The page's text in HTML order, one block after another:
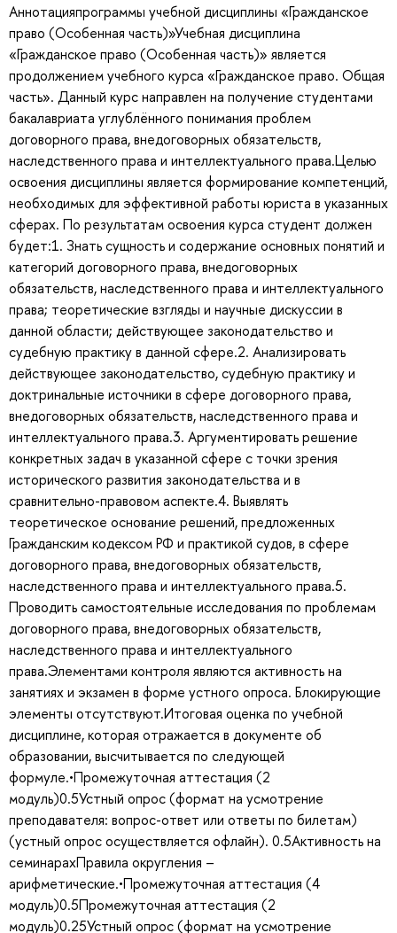
Аннотацияпрограммы учебной дисциплины «Гражданское
право (Особенная часть)»Учебная дисциплина
«Гражданское право (Особенная часть)» является
продолжением учебного курса «Гражданское право. Общая
часть». Данный курс направлен на получение студентами
бакалавриата углублённого понимания проблем
договорного права, внедоговорных обязательств,
наследственного права и интеллектуального права.Целью
освоения дисциплины является формирование компетенций,
необходимых для эффективной работы юриста в указанных
сферах. По результатам освоения курса студент должен
будет:1. Знать сущность и содержание основных понятий и
категорий договорного права, внедоговорных
обязательств, наследственного права и интеллектуального
права; теоретические взгляды и научные дискуссии в
данной области; действующее законодательство и
судебную практику в данной сфере.2. Анализировать
действующее законодательство, судебную практику и
доктринальные источники в сфере договорного права,
внедоговорных обязательств, наследственного права и
интеллектуального права.3. Аргументировать решение
конкретных задач в указанной сфере с точки зрения
исторического развития законодательства и в
сравнительно-правовом аспекте.4. Выявлять
теоретическое основание решений, предложенных
Гражданским кодексом РФ и практикой судов, в сфере
договорного права, внедоговорных обязательств,
наследственного права и интеллектуального права.5.
Проводить самостоятельные исследования по проблемам
договорного права, внедоговорных обязательств,
наследственного права и интеллектуального
права.Элементами контроля являются активность на
занятиях и экзамен в форме устного опроса. Блокирующие
элементы отсутствуют.Итоговая оценка по учебной
дисциплине, которая отражается в документе об
образовании, высчитывается по следующей
формуле.•Промежуточная аттестация (2
модуль)0.5Устный опрос (формат на усмотрение
преподавателя: вопрос-ответ или ответы по билетам)
(устный опрос осуществляется офлайн). 0.5Активность на
семинарахПравила округления –
арифметические.•Промежуточная аттестация (4
модуль)0.5Промежуточная аттестация (2
модуль)0.25Устный опрос (формат на усмотрение